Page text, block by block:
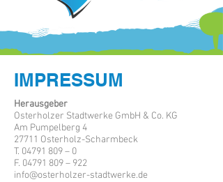
IMPRESSUM
Herausgeber
Osterholzer Stadtwerke GmbH & Co. KG
Am Pumpelberg 4
27711 Osterholz-Scharmbeck
T. 04791 809 – 0
F. 04791 809 – 922
info@osterholzer-stadtwerke.de